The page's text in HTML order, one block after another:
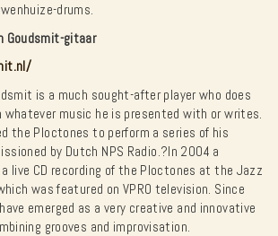
drums.
Goudsmit-gitaar
is a much sought-after player who does
music he is presented with or writes.
the Ploctones to perform a series of his
by Dutch NPS Radio.?In 2004 a
live CD recording of the Ploctones at the Jazz
was featured on VPRO television. Since
emerged as a very creative and innovative
grooves and improvisation.